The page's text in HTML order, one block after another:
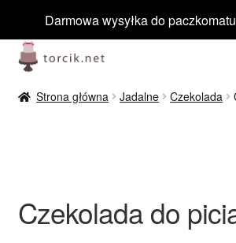
Darmowa wysyłka do
Przejdź
do
nawigacji
Przejdź
do
treści
Jadalne
Tematyczne
Strona główna Jadalne Czekolada
Czekolada do